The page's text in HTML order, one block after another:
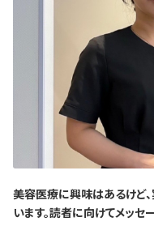
―――美容医療に興味はあるけ
います。読者に向けてメッセ